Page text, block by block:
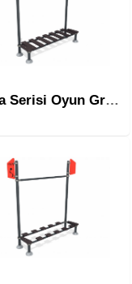
Macera Serisi Oyun Grubu Mac-1002